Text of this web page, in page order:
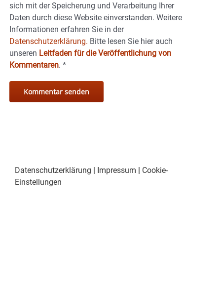
sich mit der Speicherung und Verarbeitung Ihrer
Daten durch diese Website einverstanden. Weitere
Informationen erfahren Sie in der
Datenschutzerklärung. Bitte lesen Sie hier auch
unseren Leitfaden für die Veröffentlichung von
Kommentaren. *
Datenschutzerklärung | Impressum | Cookie-
Einstellungen